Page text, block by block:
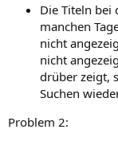
Die Titeln bei
manchen
nicht
nicht
drüber zeigt,
Suchen
Problem 2: